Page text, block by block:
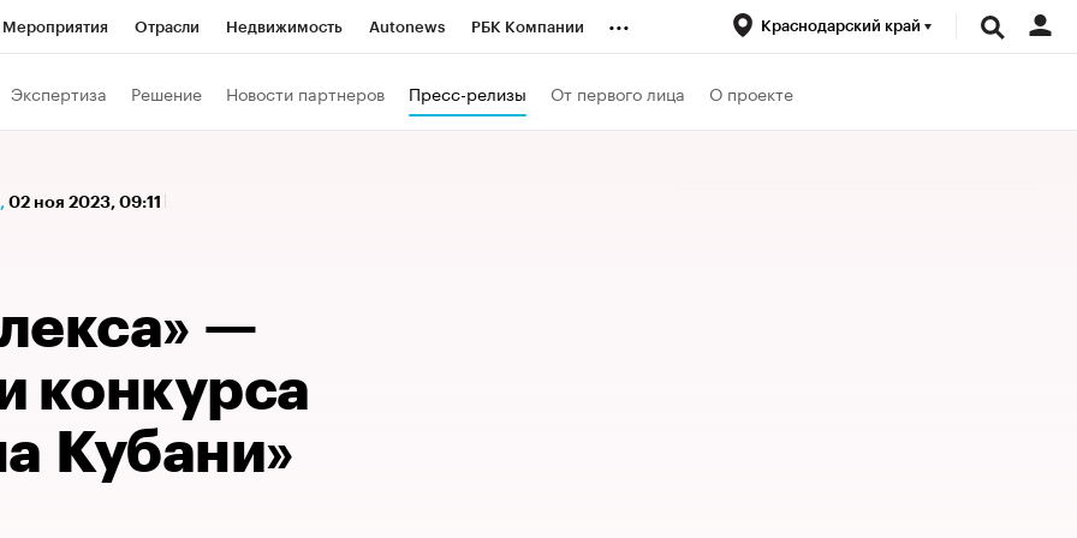
Мероприятия Отрасли Недвижимость Autonews РБК Компании ... Краснодарский край
Экспертиза Решение Новости партнеров Пресс-релизы От первого лица О проекте
, 02 ноя 2023, 09:11
—
конкурса
Кубани»